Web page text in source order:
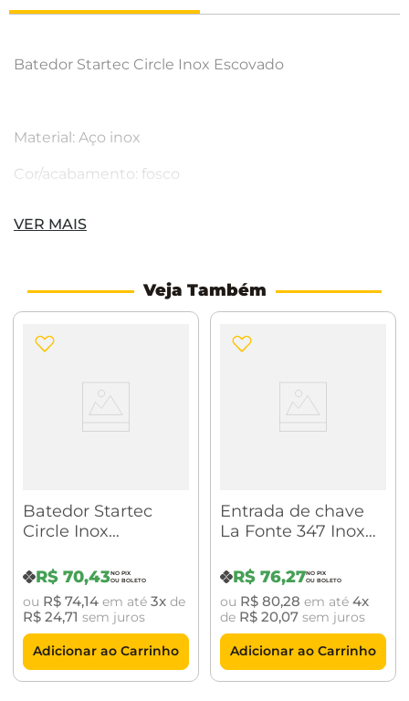
Batedor Startec Circle Inox Escovado
Material: Aço inox
Cor/acabamento: fosco
Tipo de produto: Para aparafusar
VER MAIS
Veja Também
Batedor Startec
Circle Inox
R$ 70,43
ou R$ 74,14em até 3 de
R$ 24,71 sem juros
Adicionar ao Carrinho
Entrada de chave
La Fonte 347 Inox
R$ 76,27
ou R$ 80,28 em até 4
de R$ 20,07sem juros
Adicionar ao Carrinho